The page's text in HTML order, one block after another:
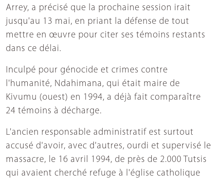
Arrey, a précisé que la prochaine session irait
jusqu'au 13 mai, en priant la défense de tout
mettre en œuvre pour citer ses témoins restants
dans ce délai.
Inculpé pour génocide et crimes contre
l'humanité, Ndahimana, qui était maire de
Kivumu (ouest) en 1994, a déjà fait comparaître
24 témoins à décharge.
L'ancien responsable administratif est surtout
accusé d'avoir, avec d'autres, ourdi et supervisé le
massacre, le 16 avril 1994, de près de 2.000 Tutsis
qui avaient cherché refuge à l'église catholique